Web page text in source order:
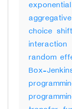
choice
random
Box-